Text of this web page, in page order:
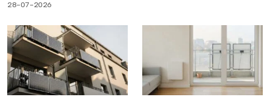
28-07-2026